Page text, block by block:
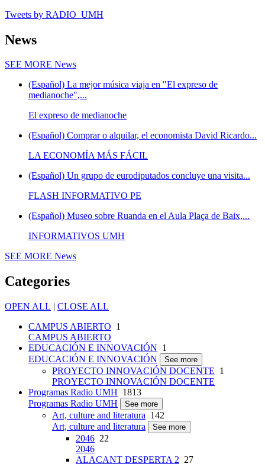
Tweets by RADIO_UMH
News
SEE MORE News
(Español) La mejor música viaja en "El expreso de
medianoche",...
El expreso de medianoche
(Español) Comprar o alquilar, el economista David Ricardo...
LA ECONOMÍA MÁS FÁCIL
(Español) Un grupo de eurodiputados concluye una visita...
FLASH INFORMATIVO PE
(Español) Museo sobre Ruanda en el Aula Plaça de Baix,...
INFORMATIVOS UMH
SEE MORE News
Categories
OPEN ALL | CLOSE ALL
CAMPUS ABIERTO 1
CAMPUS ABIERTO
EDUCACIÓN E INNOVACIÓN 1
EDUCACIÓN E INNOVACIÓN
See more
PROYECTO INNOVACIÓN DOCENTE 1
PROYECTO INNOVACIÓN DOCENTE
Programas Radio UMH 1813
Programas Radio UMH
See more
Art, culture and literatura 142
Art, culture and literatura
See more
2046 22
2046
ALACANT DESPERTA 2 27